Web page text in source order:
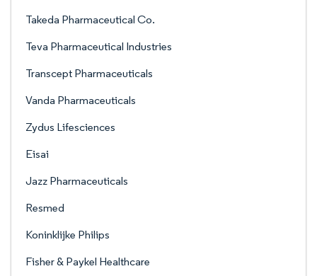
Takeda Pharmaceutical Co.
Teva Pharmaceutical Industries
Transcept Pharmaceuticals
Vanda Pharmaceuticals
Zydus Lifesciences
Eisai
Jazz Pharmaceuticals
Resmed
Koninklijke Philips
Fisher & Paykel Healthcare